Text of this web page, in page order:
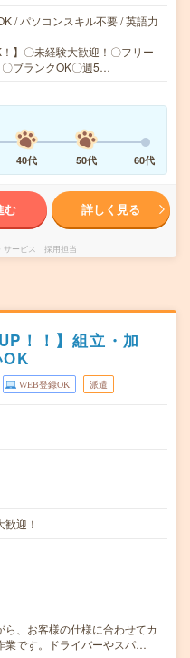
/ パソコンスキル不要 / 英語力
】〇未経験大歓迎！〇フリー
ブランクOK〇週5…
40代 50代 60代
む 詳しく見る
サービス 採用担当
！！】組立・加
WEB登録OK 派遣
迎！
、お客様の仕様に合わせてカ
業です。ドライバーやスパ…